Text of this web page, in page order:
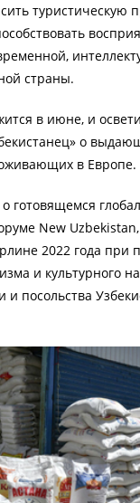
туристическую
страны.
в июне, и
о
в Европе.
готовящемся
New
2022 года при
и культурного
и посольства